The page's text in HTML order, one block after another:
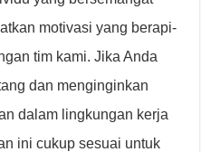
motivasi yang berapi-
tim kami. Jika Anda
dan menginginkan
dalam lingkungan kerja
ini cukup sesuai untuk